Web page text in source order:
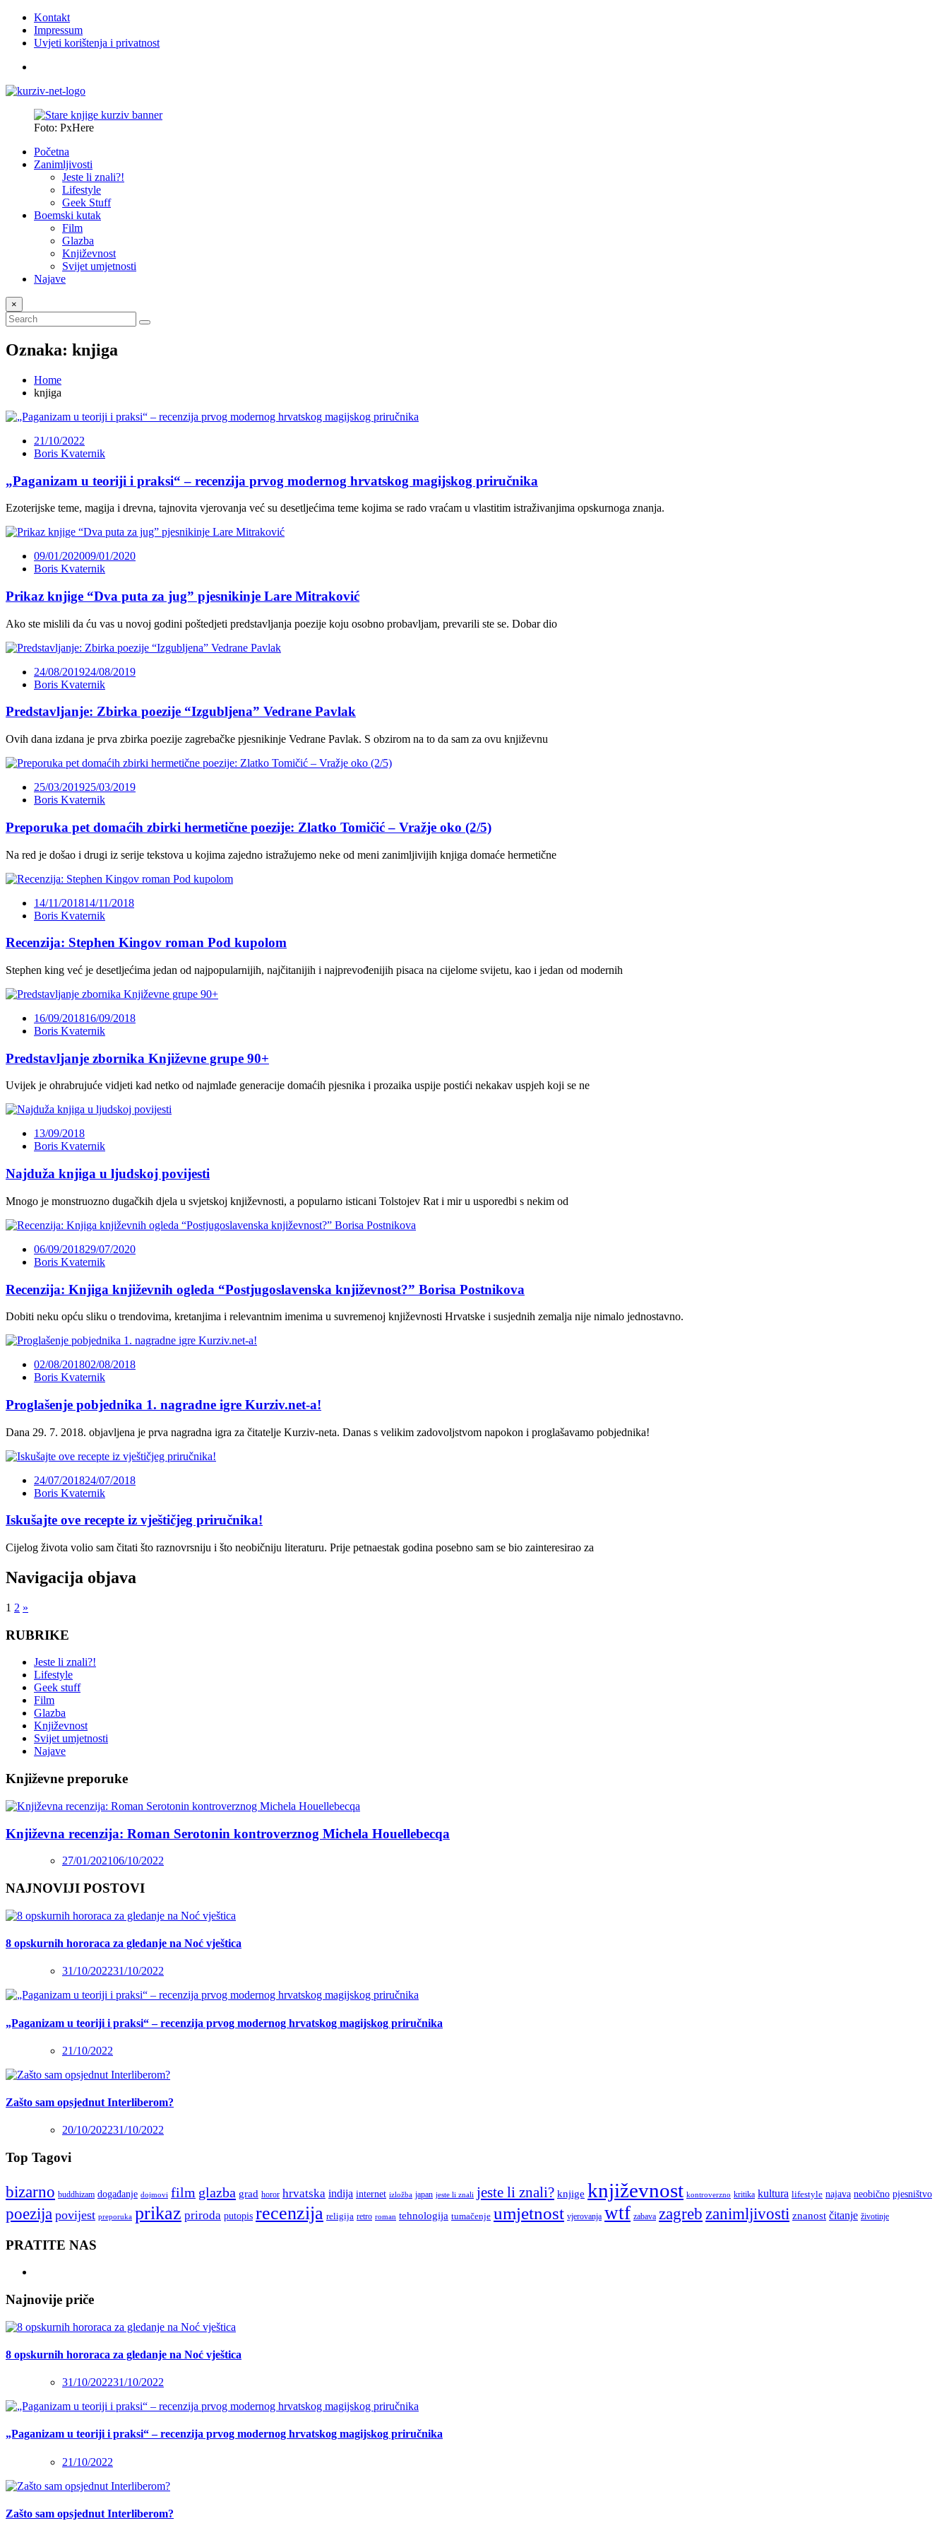
Kontakt
Impressum
Uvjeti korištenja i privatnost
Foto: PxHere
Početna
Zanimljivosti
Jeste li znali?!
Lifestyle
Geek Stuff
Boemski kutak
Film
Glazba
Književnost
Svijet umjetnosti
Najave
×
Oznaka: knjiga
Home
knjiga
21/10/2022
Boris Kvaternik
„Paganizam u teoriji i praksi“ – recenzija prvog modernog hrvatskog magijskog priručnika
Ezoterijske teme, magija i drevna, tajnovita vjerovanja već su desetljećima teme kojima se rado vraćam u vlastitim istraživanjima opskurnoga znanja.
09/01/202009/01/2020
Boris Kvaternik
Prikaz knjige “Dva puta za jug” pjesnikinje Lare Mitraković
Ako ste mislili da ću vas u novoj godini poštedjeti predstavljanja poezije koju osobno probavljam, prevarili ste se. Dobar dio
24/08/201924/08/2019
Boris Kvaternik
Predstavljanje: Zbirka poezije “Izgubljena” Vedrane Pavlak
Ovih dana izdana je prva zbirka poezije zagrebačke pjesnikinje Vedrane Pavlak. S obzirom na to da sam za ovu književnu
25/03/201925/03/2019
Boris Kvaternik
Preporuka pet domaćih zbirki hermetične poezije: Zlatko Tomičić – Vražje oko (2/5)
Na red je došao i drugi iz serije tekstova u kojima zajedno istražujemo neke od meni zanimljivijih knjiga domaće hermetične
14/11/201814/11/2018
Boris Kvaternik
Recenzija: Stephen Kingov roman Pod kupolom
Stephen king već je desetljećima jedan od najpopularnijih, najčitanijih i najprevođenijih pisaca na cijelome svijetu, kao i jedan od modernih
16/09/201816/09/2018
Boris Kvaternik
Predstavljanje zbornika Književne grupe 90+
Uvijek je ohrabrujuće vidjeti kad netko od najmlađe generacije domaćih pjesnika i prozaika uspije postići nekakav uspjeh koji se ne
13/09/2018
Boris Kvaternik
Najduža knjiga u ljudskoj povijesti
Mnogo je monstruozno dugačkih djela u svjetskoj književnosti, a popularno isticani Tolstojev Rat i mir u usporedbi s nekim od
06/09/201829/07/2020
Boris Kvaternik
Recenzija: Knjiga književnih ogleda “Postjugoslavenska književnost?” Borisa Postnikova
Dobiti neku opću sliku o trendovima, kretanjima i relevantnim imenima u suvremenoj književnosti Hrvatske i susjednih zemalja nije nimalo jednostavno.
02/08/201802/08/2018
Boris Kvaternik
Proglašenje pobjednika 1. nagradne igre Kurziv.net-a!
Dana 29. 7. 2018. objavljena je prva nagradna igra za čitatelje Kurziv-neta. Danas s velikim zadovoljstvom napokon i proglašavamo pobjednika!
24/07/201824/07/2018
Boris Kvaternik
Iskušajte ove recepte iz vještičjeg priručnika!
Cijelog života volio sam čitati što raznovrsniju i što neobičniju literaturu. Prije petnaestak godina posebno sam se bio zainteresirao za
Navigacija objava
1 2 »
RUBRIKE
Jeste li znali?!
Lifestyle
Geek stuff
Film
Glazba
Književnost
Svijet umjetnosti
Najave
Književne preporuke
Književna recenzija: Roman Serotonin kontroverznog Michela Houellebecqa
27/01/202106/10/2022
NAJNOVIJI POSTOVI
8 opskurnih hororaca za gledanje na Noć vještica
31/10/202231/10/2022
„Paganizam u teoriji i praksi“ – recenzija prvog modernog hrvatskog magijskog priručnika
21/10/2022
Zašto sam opsjednut Interliberom?
20/10/202231/10/2022
Top Tagovi
bizarno buddhizam događanje dojmovi film glazba grad horor hrvatska indija internet izložba japan jeste li znali jeste li znali? knjige književnost kontroverzno kritika kultura lifestyle najava neobično pjesništvo
poezija povijest preporuka prikaz priroda putopis recenzija religija retro roman tehnologija tumačenje umjetnost vjerovanja wtf zabava zagreb zanimljivosti znanost čitanje životinje
PRATITE NAS
Najnovije priče
8 opskurnih hororaca za gledanje na Noć vještica
31/10/202231/10/2022
„Paganizam u teoriji i praksi“ – recenzija prvog modernog hrvatskog magijskog priručnika
21/10/2022
Zašto sam opsjednut Interliberom?